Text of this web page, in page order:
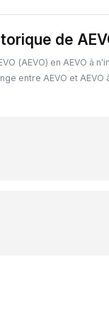
de
(AEVO) en AEVO à
entre AEVO et